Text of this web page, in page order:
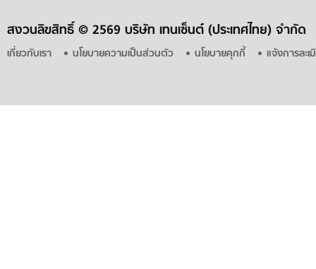
สงวนลิขสิทธิ์ © 2569 บริษัท เทนเซ็นต์ (ประเทศไทย) จำกัด
เกี่ยวกับเรา นโยบายความเป็นส่วนตัว นโยบายคุกกี้ แจ้งการละ